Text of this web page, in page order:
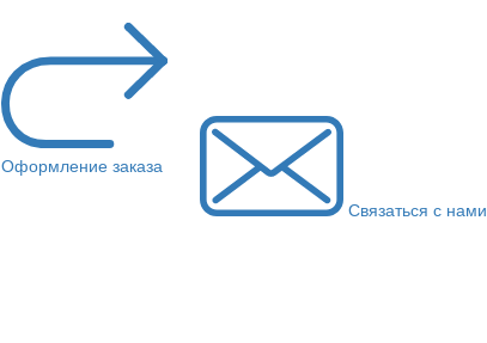
Оформление заказа
Связаться с нами